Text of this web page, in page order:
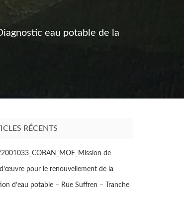
eau potable de la
RÉCENTS
de
pour le renouvellement de la
d’eau potable – Rue Suffren – Tranche